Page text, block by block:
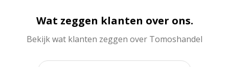
Wat zeggen klanten over ons.
Bekijk wat klanten zeggen over Tomoshandel